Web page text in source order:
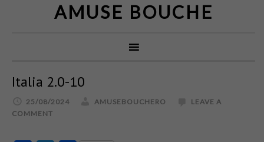
AMUSE BOUCHE
Italia 2.0-10
25/08/2024 AMUSEBOUCHERO
LEAVE A
COMMENT